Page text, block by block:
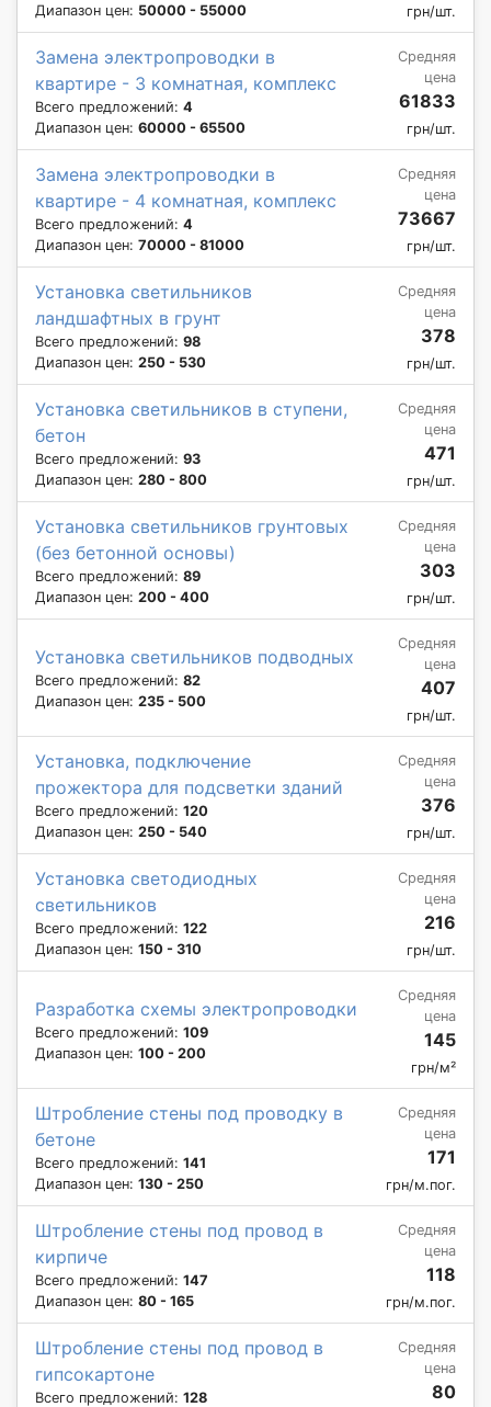
Диапазон цен: 50000 - 55000 грн/шт.
Замена электропроводки в
квартире - 3 комнатная, комплекс
Всего предложений: 4
Диапазон цен: 60000 - 65500
Средняя
цена
61833
грн/шт.
Замена электропроводки в
квартире - 4 комнатная, комплекс
Всего предложений: 4
Диапазон цен: 70000 - 81000
Средняя
цена
73667
грн/шт.
Установка светильников
ландшафтных в грунт
Всего предложений: 98
Диапазон цен: 250 - 530
Средняя
цена
378
грн/шт.
Установка светильников в ступени,
бетон
Всего предложений: 93
Диапазон цен: 280 - 800
Средняя
цена
471
грн/шт.
Установка светильников грунтовых
(без бетонной основы)
Всего предложений: 89
Диапазон цен: 200 - 400
Средняя
цена
303
грн/шт.
Установка светильников подводных
Всего предложений: 82
Диапазон цен: 235 - 500
Средняя
цена
407
грн/шт.
Установка, подключение
прожектора для подсветки зданий
Всего предложений: 120
Диапазон цен: 250 - 540
Средняя
цена
376
грн/шт.
Установка светодиодных
светильников
Всего предложений: 122
Диапазон цен: 150 - 310
Средняя
цена
216
грн/шт.
Разработка схемы электропроводки
Всего предложений: 109
Диапазон цен: 100 - 200
Средняя
цена
145
грн/м²
Штробление стены под проводку в
бетоне
Всего предложений: 141
Диапазон цен: 130 - 250
Средняя
цена
171
грн/м.пог.
Штробление стены под провод в
кирпиче
Всего предложений: 147
Диапазон цен: 80 - 165
Средняя
цена
118
грн/м.пог.
Штробление стены под провод в
гипсокартоне
Всего предложений: 128
Средняя
цена
80